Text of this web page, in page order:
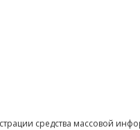
средства массовой